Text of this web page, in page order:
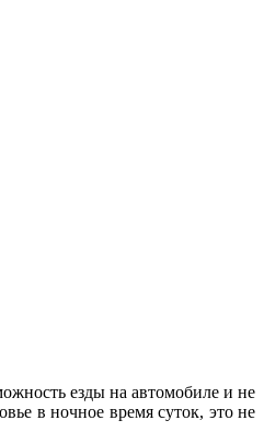
езды на автомобиле и не
в ночное время суток, это не